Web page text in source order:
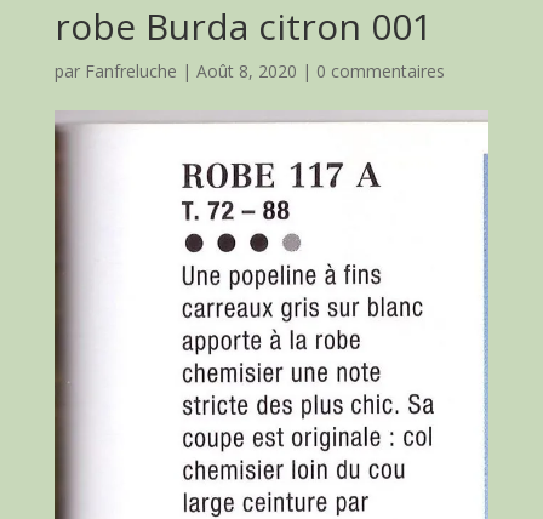
robe Burda citron 001
par Fanfreluche | Août 8, 2020 | 0 commentaires